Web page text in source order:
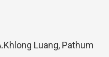
Luang, Pathum